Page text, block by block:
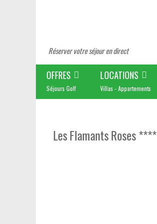
Réserver votre séjour en direct
OFFRES
Séjours Golf
LOCATIONS
Villas - Appartements
Les Flamants Roses ****